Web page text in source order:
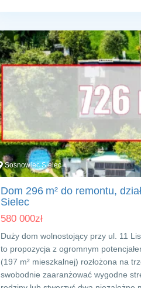
Sosnowiec Sielec
Dom 296 m² do remontu,
Sielec
580 000zł
Duży dom wolnostojący przy ul. 11
to propozycja z ogromnym
(197 m² mieszkalnej) rozłożona na
swobodnie zaaranżować wygodne